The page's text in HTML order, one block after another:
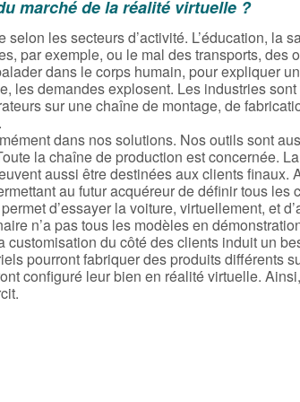
marché de la réalité virtuelle ?
les secteurs d’activité. L’éducation, la
par exemple, ou le mal des transports,
dans le corps humain, pour expliquer
les demandes explosent. Les industries
sur une chaîne de montage, de
dans nos solutions. Nos outils sont
la chaîne de production est concernée.
aussi être destinées aux clients finaux.
au futur acquéreur de définir tous
d’essayer la voiture, virtuellement, et
n’a pas tous les modèles en
customisation du côté des clients induit un
pourront fabriquer des produits différents
configuré leur bien en réalité virtuelle.